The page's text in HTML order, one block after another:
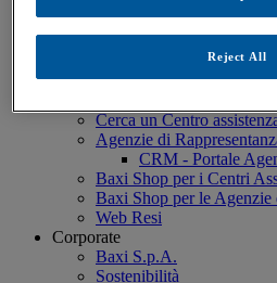
News
Contatti e informazioni
Contatti e Servizio Clienti
Cerca un Centro
Agenzie di
CRM - Portale
Baxi Shop per i Centri
Baxi Shop per le Agenzie
Web Resi
Corporate
Baxi S.p.A.
Sostenibilità
Reject All